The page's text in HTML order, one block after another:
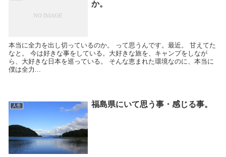
か。
本当に全力を出し切っているのか。 って思うんです。最近。 甘えてた
なと。 今は好きな事をしている。大好きな旅を、キャンプをしなが
ら、大好きな日本を巡っている。 そんな恵まれた環境なのに、本当に
僕は全力...
人生 福島県にいて思う事・感じる事。